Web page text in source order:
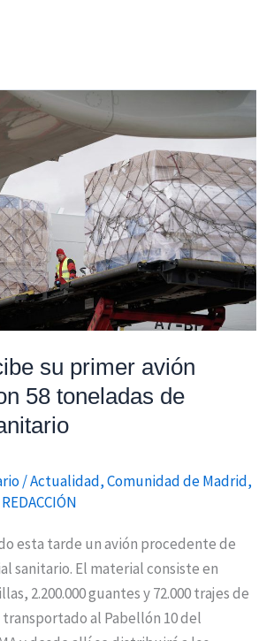
su primer avión
58 toneladas de
/Actualidad,Comunidad de Madrid,
REDACCIÓN
esta tarde un avión procedente de
sanitario. El material consiste en
2.200.000 guantes y 72.000 trajes de
al Pabellón 10 del